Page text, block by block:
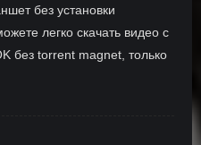
без установки
легко скачать видео с
без torrent magnet, только